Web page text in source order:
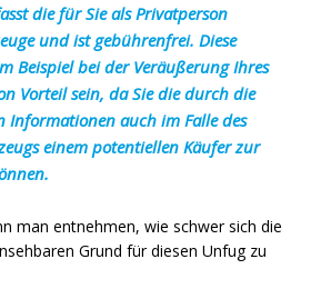
die für Sie als Privatperson
und ist gebührenfrei. Diese
Beispiel bei der Veräußerung Ihres
Vorteil sein, da Sie die durch die
Informationen auch im Falle des
einem potentiellen Käufer zur
man entnehmen, wie schwer sich die
Grund für diesen Unfug zu